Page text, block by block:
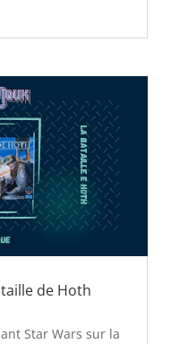
de Hoth
Star Wars sur la